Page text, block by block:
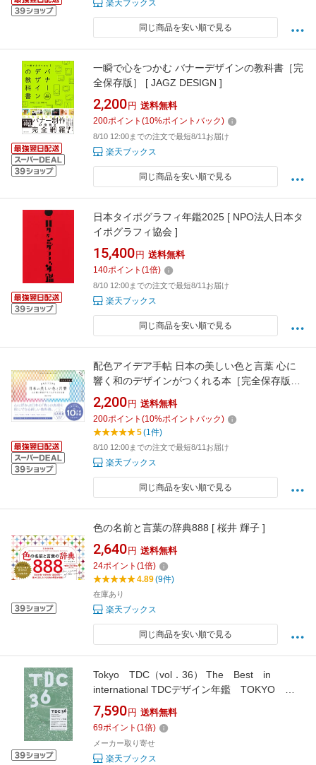
楽天ブックス
同じ商品を安い順で見る
一瞬で心をつかむ バナーデザインの教科書［完
全保存版］ [ JAGZ DESIGN ]
2,200 円 送料無料
200ポイント (10%ポイントバック)
8/10 12:00までの注文で最短8/11お届け
楽天ブックス
同じ商品を安い順で見る
日本タイポグラフィ年鑑2025 [ NPO法人日本タ
イポグラフィ協会 ]
15,400 円 送料無料
140ポイント (1倍)
8/10 12:00までの注文で最短8/11お届け
楽天ブックス
同じ商品を安い順で見る
配色アイデア手帖 日本の美しい色と言葉 心に
響く和のデザインがつくれる本［完全保存版］
第2版 [ 桜井 輝子 ]
2,200 円 送料無料
200ポイント (10%ポイントバック)
5(1件)
8/10 12:00までの注文で最短8/11お届け
楽天ブックス
同じ商品を安い順で見る
色の名前と言葉の辞典888 [ 桜井 輝子 ]
2,640 円 送料無料
24ポイント (1倍)
4.89(9件)
在庫あり
楽天ブックス
同じ商品を安い順で見る
Tokyo TDC（vol．36） The Best in
international TDCデザイン年鑑 TOKYO
TDC ANNUAL AWA
7,590 円 送料無料
69ポイント (1倍)
メーカー取り寄せ
楽天ブックス